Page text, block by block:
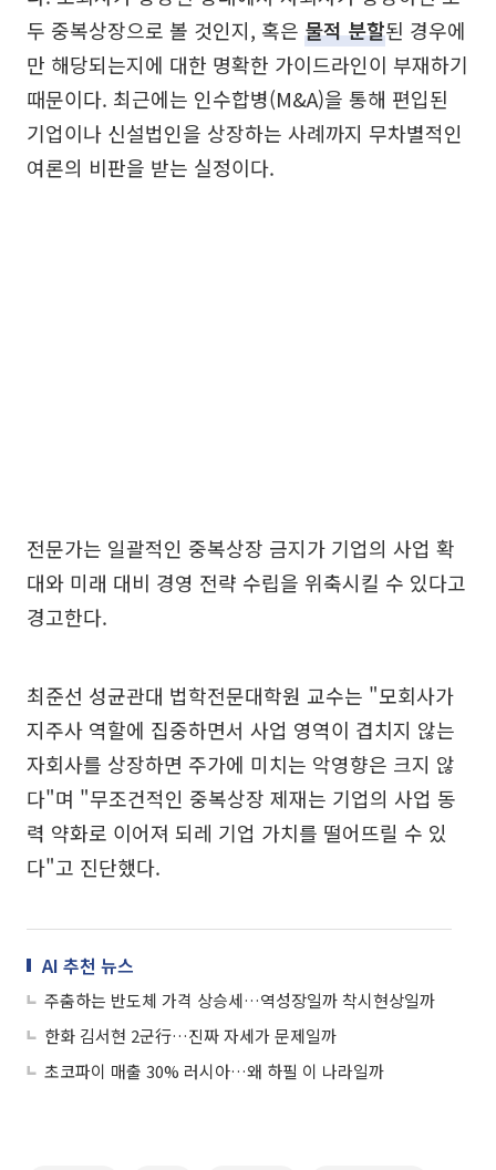
두 중복상장으로 볼 것인지, 혹은 물적 분할된 경우에
만 해당되는지에 대한 명확한 가이드라인이 부재하기
때문이다. 최근에는 인수합병(M&A)을 통해 편입된
기업이나 신설법인을 상장하는 사례까지 무차별적인
여론의 비판을 받는 실정이다.
전문가는 일괄적인 중복상장 금지가 기업의 사업 확
대와 미래 대비 경영 전략 수립을 위축시킬 수 있다고
경고한다.
최준선 성균관대 법학전문대학원 교수는 "모회사가
지주사 역할에 집중하면서 사업 영역이 겹치지 않는
자회사를 상장하면 주가에 미치는 악영향은 크지 않
다"며 "무조건적인 중복상장 제재는 기업의 사업 동
력 약화로 이어져 되레 기업 가치를 떨어뜨릴 수 있
다"고 진단했다.
AI 추천 뉴스
주춤하는 반도체 가격 상승세…역성장일까 착시현상일까
한화 김서현 2군行…진짜 자세가 문제일까
초코파이 매출 30% 러시아…왜 하필 이 나라일까